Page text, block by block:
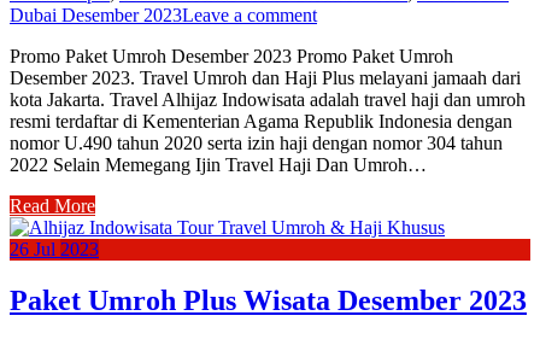
Dubai Desember 2023Leave a comment
Promo Paket Umroh Desember 2023 Promo Paket Umroh
Desember 2023. Travel Umroh dan Haji Plus melayani jamaah dari
kota Jakarta. Travel Alhijaz Indowisata adalah travel haji dan umroh
resmi terdaftar di Kementerian Agama Republik Indonesia dengan
nomor U.490 tahun 2020 serta izin haji dengan nomor 304 tahun
2022 Selain Memegang Ijin Travel Haji Dan Umroh…
Read More
26 Jul 2023
Paket Umroh Plus Wisata Desember 2023